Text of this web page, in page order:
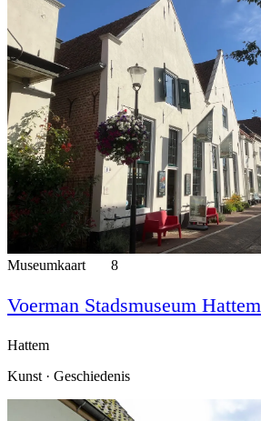
Museumkaart 8
Voerman Stadsmuseum Hattem
Hattem
Kunst · Geschiedenis